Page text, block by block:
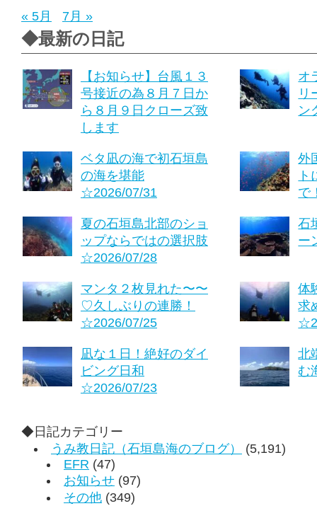
« 5月 7月 »
◆最新の日記
【お知らせ】台風１３
号接近の為８月７日か
ら８月９日クローズ致
します
オ
リ
ン
ベタ凪の海で初石垣島
の海を堪能
☆2026/07/31
外
ト
で
夏の石垣島北部のショ
ップならではの選択肢
☆2026/07/28
石
ー
マンタ２枚見れた〜〜
♡久しぶりの連勝！
☆2026/07/25
体
求
凪な１日！絶好のダイ
ビング日和
☆2026/07/23
北
む
◆日記カテゴリー
うみ教日記（石垣島海のブログ）
(5,191)
EFR (47)
お知らせ (97)
その他 (349)